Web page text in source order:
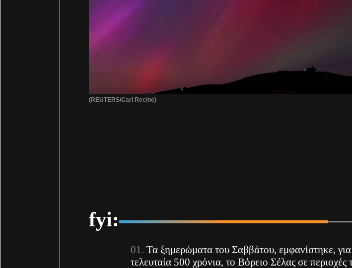
(REUTERS/Carl Recine)
fyi:
Τα ξημερώματα του Σαββάτου, εμφανίστηκε,
τελευταία 500 χρόνια, το Βόρειο Σέλας σε περιοχές